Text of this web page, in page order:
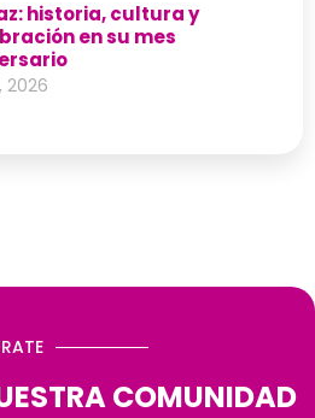
historia, cultura y
en su mes
2026
COMUNIDAD